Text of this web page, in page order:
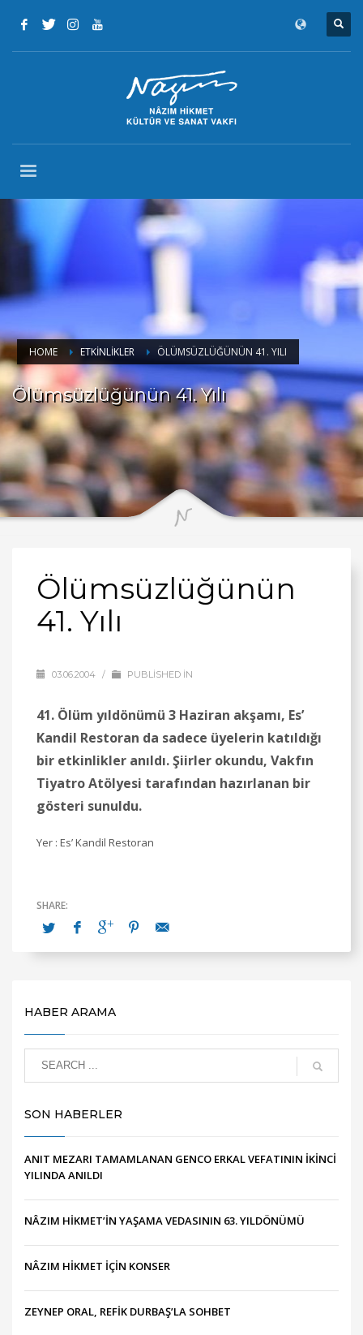
HOME ETKINLIKLER ÖLÜMSÜZLÜĞÜNÜN 41. YILI
Ölümsüzlüğünün 41. Yılı
Ölümsüzlüğünün
41. Yılı
03.06.2004 / PUBLISHED IN
41. Ölüm yıldönümü 3 Haziran akşamı, Es’
Kandil Restoran da sadece üyelerin katıldığı
bir etkinlikler anıldı. Şiirler okundu, Vakfın
Tiyatro Atölyesi tarafından hazırlanan bir
gösteri sunuldu.
Yer : Es’ Kandil Restoran
HABER ARAMA
SON HABERLER
ANIT MEZARI TAMAMLANAN GENCO ERKAL VEFATININ İKİNCİ
YILINDA ANILDI
NÂZIM HİKMET’İN YAŞAMA VEDASININ 63. YILDÖNÜMÜ
NÂZIM HİKMET İÇİN KONSER
ZEYNEP ORAL, REFİK DURBAŞ’LA SOHBET